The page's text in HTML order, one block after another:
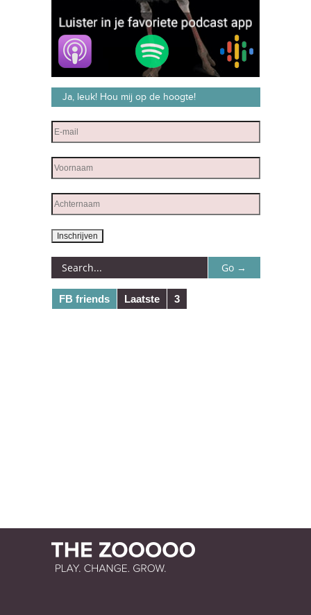
Ja, leuk! Hou mij op de hoogte!
FB friends Laatste 3